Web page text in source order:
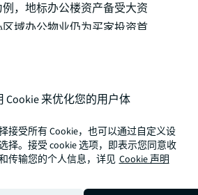
例，地标办公楼资产备受大资
域办公物业仍为买家投资首
易额达97亿元，占成交金额
数的54%。国有企业、险资
续购置需求，推动了一线城
跃度上升。酒店资产的投资
投资者对核心区位及旅游驱
产生稳定现金流的酒店需求
津泛太平洋酒店成功出售给
林喜来登饭店由当地民营企
例，反映出内资对受益于旅
Cookie 来优化您的用户体
接受所有 Cookie，也可以通过自定义设
择。接受 cookie 选项，即表示您同意收
传输您的个人信息，详见 Cookie 声明